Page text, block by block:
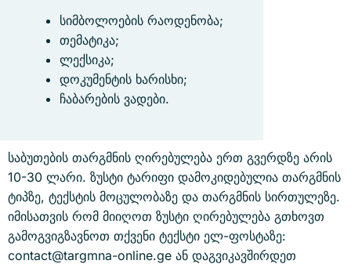
სიმბოლოების რაოდენობა;
თემატიკა;
ლექსიკა;
დოკუმენტის ხარისხი;
ჩაბარების ვადები.
საბუთების თარგმნის ღირებულება ერთ გვერდზე არის
10-30 ლარი. ზუსტი ტარიფი დამოკიდებულია თარგმნის
ტიპზე, ტექსტის მოცულობაზე და თარგმნის სირთულეზე.
იმისათვის რომ მიიღოთ ზუსტი ღირებულება გთხოვთ
გამოგვიგზავნოთ თქვენი ტექსტი ელ-ფოსტაზე:
contact@targmna-online.ge ან დაგვიკავშირდეთ